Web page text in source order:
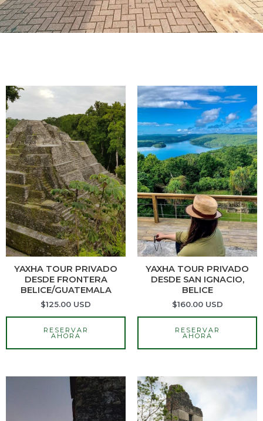
YAXHA TOUR PRIVADO
DESDE FRONTERA
BELICE/GUATEMALA
$125.00 USD
RESERVAR
AHORA
YAXHA TOUR PRIVADO
DESDE SAN IGNACIO,
BELICE
$160.00USD
RESERVAR
AHORA